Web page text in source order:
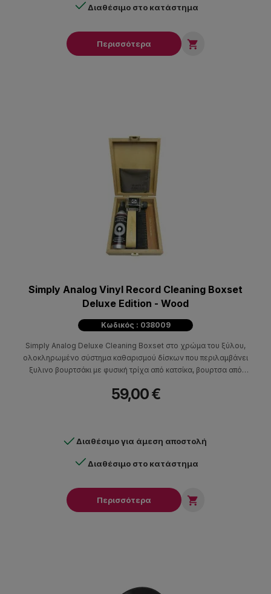
Διαθέσιμο στο κατάστημα
Περισσότερα 
Simply Analog Vinyl Record Cleaning Boxset
Deluxe Edition - Wood
Κωδικός : 038009
Simply Analog Deluxe Cleaning Boxset στο χρώμα του ξύλου,
ολοκληρωμένο σύστημα καθαρισμού δίσκων που περιλαμβάνει
ξυλινο βουρτσάκι με φυσική τρίχα από κατσίκα, βουρτσα από
της βελόνας 30ml, υγρό καθαριστικό σε σπρέι για δίσκους 80ml
59,00 €
Διαθέσιμο για άμεση αποστολή
Διαθέσιμο στο κατάστημα
Περισσότερα 